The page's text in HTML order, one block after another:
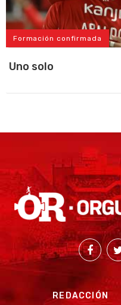
Formación confirmada
Uno solo
REDACCIÓN